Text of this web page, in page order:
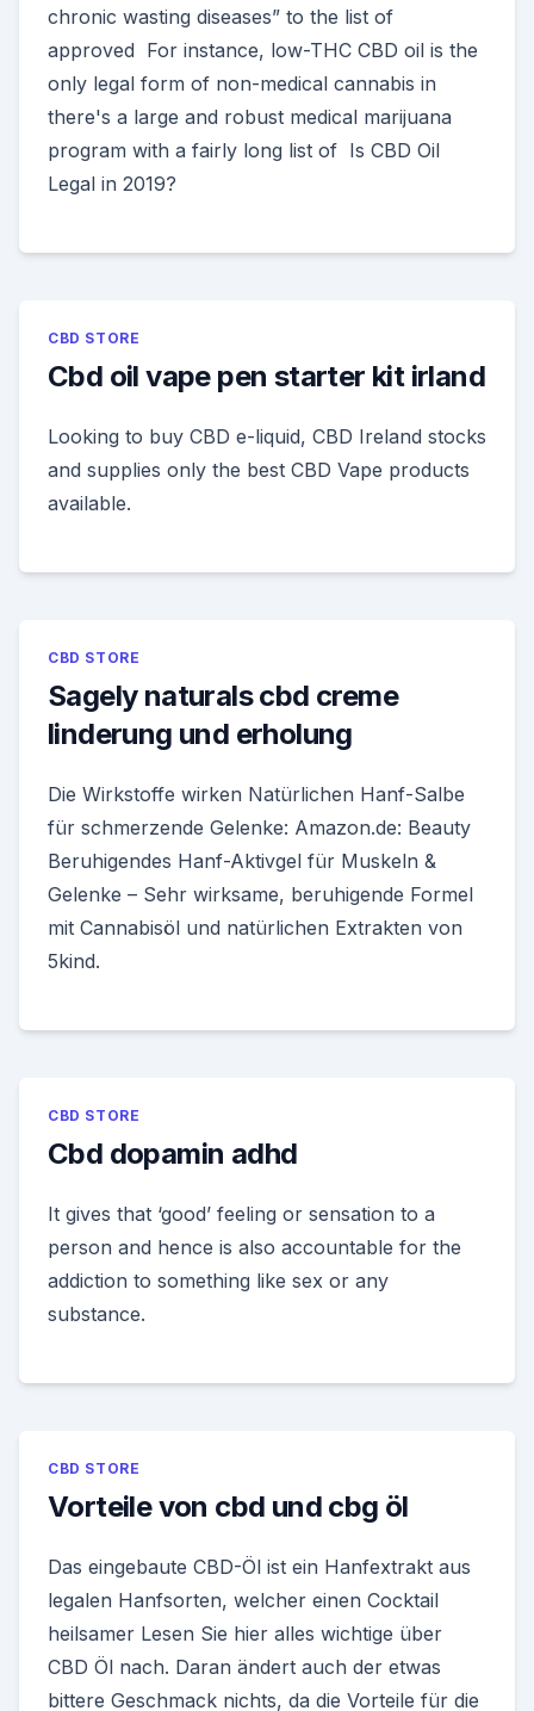
chronic wasting diseases” to the list of
approved For instance, low-THC CBD oil is the
only legal form of non-medical cannabis in
there's a large and robust medical marijuana
program with a fairly long list of Is CBD Oil
Legal in 2019?
CBD STORE
Cbd oil vape pen starter kit irland
Looking to buy CBD e-liquid, CBD Ireland stocks
and supplies only the best CBD Vape products
available.
CBD STORE
Sagely naturals cbd creme
linderung und erholung
Die Wirkstoffe wirken Natürlichen Hanf-Salbe
für schmerzende Gelenke: Amazon.de: Beauty
Beruhigendes Hanf-Aktivgel für Muskeln &
Gelenke – Sehr wirksame, beruhigende Formel
mit Cannabisöl und natürlichen Extrakten von
5kind.
CBD STORE
Cbd dopamin adhd
It gives that ‘good’ feeling or sensation to a
person and hence is also accountable for the
addiction to something like sex or any
substance.
CBD STORE
Vorteile von cbd und cbg öl
Das eingebaute CBD-Öl ist ein Hanfextrakt aus
legalen Hanfsorten, welcher einen Cocktail
heilsamer Lesen Sie hier alles wichtige über
CBD Öl nach. Daran ändert auch der etwas
bittere Geschmack nichts, da die Vorteile für die